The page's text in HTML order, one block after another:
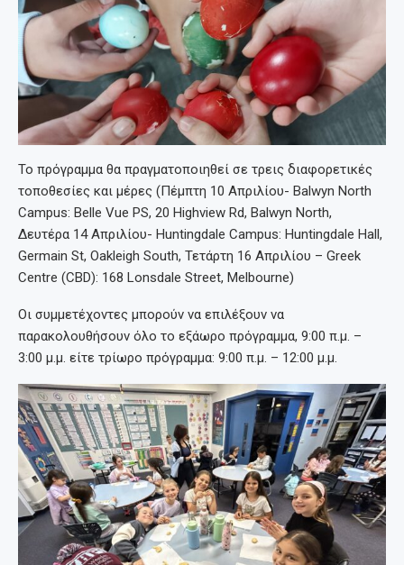
Το πρόγραμμα θα πραγματοποιηθεί σε τρεις διαφορετικές
τοποθεσίες και μέρες (Πέμπτη 10 Απριλίου- Balwyn North
Campus: Belle Vue PS, 20 Highview Rd, Balwyn North,
Δευτέρα 14 Απριλίου- Huntingdale Campus: Huntingdale Hall,
Germain St, Oakleigh South, Τετάρτη 16 Απριλίου – Greek
Centre (CBD): 168 Lonsdale Street, Melbourne)
Οι συμμετέχοντες μπορούν να επιλέξουν να
παρακολουθήσουν όλο το εξάωρο πρόγραμμα, 9:00 π.μ. –
3:00 μ.μ. είτε τρίωρο πρόγραμμα: 9:00 π.μ. – 12:00 μ.μ.